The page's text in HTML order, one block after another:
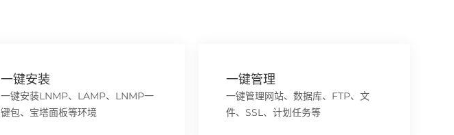
一键安装
一键安装LNMP、LAMP、LNMP一
键包、宝塔面板等环境
一键管理
一键管理网站、数据库、FTP、文
件、SSL、计划任务等